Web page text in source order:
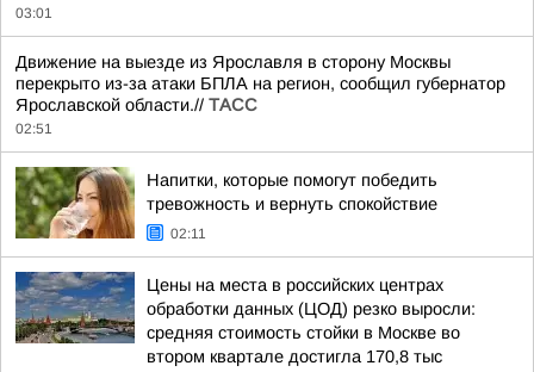
03:01
Движение на выезде из Ярославля в сторону Москвы
перекрыто из-за атаки БПЛА на регион, сообщил губернатор
Ярославской области.// ТАСС
02:51
Напитки, которые помогут победить
тревожность и вернуть спокойствие
02:11
Цены на места в российских центрах
обработки данных (ЦОД) резко выросли:
средняя стоимость стойки в Москве во
втором квартале достигла 170,8 тыс